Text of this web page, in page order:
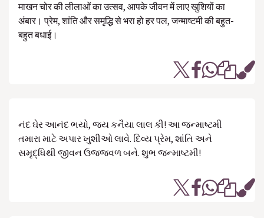
माखन चोर की लीलाओं का उत्सव, आपके जीवन में लाए खुशियों का
अंबार। प्रेम, शांति और समृद्धि से भरा हो हर पल, जन्माष्टमी की बहुत-
बहुत बधाई।
નંદ ઘેર આનંદ ભયો, જય કનૈયા લાલ કી! આ જન્માષ્ટમી
તમારા માટે અપાર ખુશીઓ લાવે. દિવ્ય પ્રેમ, શાંતિ અને
સમૃદ્ધિથી જીવન ઉજ્જવળ બને. શુભ જન્માષ્ટમી!